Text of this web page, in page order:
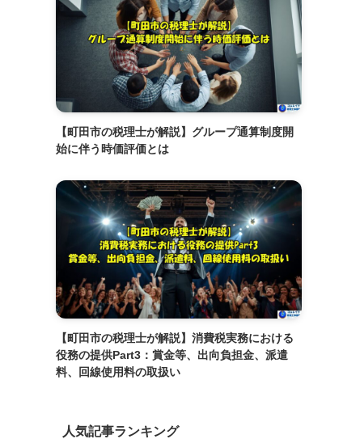
【町田市の税理士が解説】グループ通算制度開
始に伴う時価評価とは
【町田市の税理士が解説】消費税実務における
役務の提供Part3：賞金等、出向負担金、派遣
料、回線使用料の取扱い
人気記事ランキング